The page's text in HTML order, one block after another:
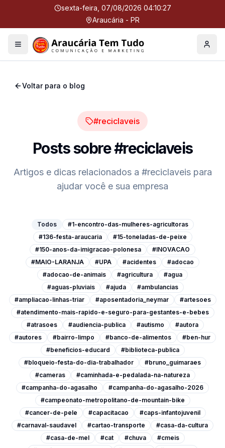
sexta-feira, 07/08/2026 04:10:27
Araucária - PR
Menu Perfil
Voltar para o blog
#reciclaveis
Posts sobre#reciclaveis
Artigos e dicas relacionados a #reciclaveispara
ajudar você e sua empresa
Todos
#1-encontro-das-mulheres-agricultoras
#136-festa-araucaria
#15-toneladas-de-peixe
#150-anos-da-imigracao-polonesa
#INOVACAO
#MAIO-LARANJA
#UPA #acidentes
#adocao
#adocao-de-animais
#agricultura
#agua
#aguas-pluviais
#ajuda
#ambulancias
#ampliacao-linhas-triar
#aposentadoria_neymar
#artesoes
#atendimento-mais-rapido-e-seguro-para-gestantes-e-bebes
#atrasoes
#audiencia-publica #autismo
#autora
#autores
#bairro-limpo #banco-de-alimentos
#ben-hur
#beneficios-educard
#biblioteca-publica
#bloqueio-festa-do-dia-trabalhador
#bruno_guimaraes
#cameras
#caminhada-e-pedalada-na-natureza
#campanha-do-agasalho
#campanha-do-agasalho-2026
#campeonato-metropolitano-de-mountain-bike
#cancer-de-pele
#capacitacao
#caps-infantojuvenil
#carnaval-saudavel
#cartao-transporte
#casa-da-cultura
#casa-de-mel
#cat #chuva
#cmeis